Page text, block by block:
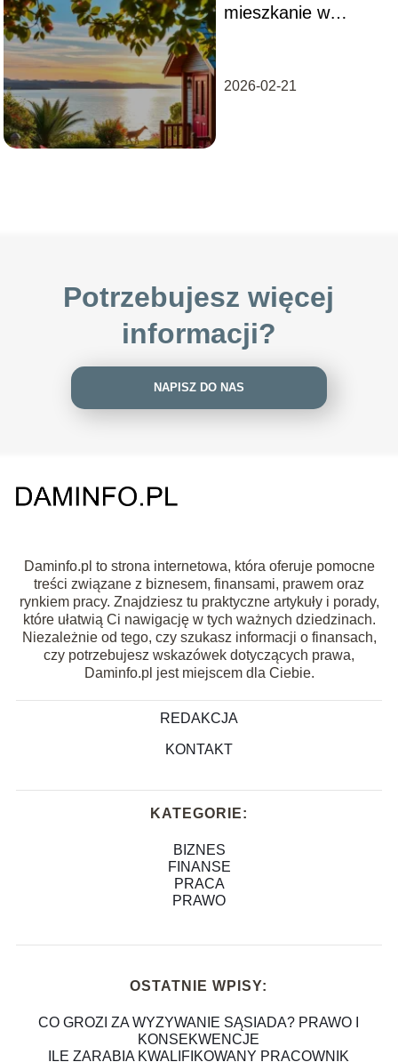
mieszkanie w
Sprawdź
2026-02-21
Potrzebujesz więcej
informacji?
NAPISZ DO NAS
Daminfo.pl to strona internetowa, która oferuje pomocne
treści związane z biznesem, finansami, prawem oraz
rynkiem pracy. Znajdziesz tu praktyczne artykuły i porady,
które ułatwią Ci nawigację w tych ważnych dziedzinach.
Niezależnie od tego, czy szukasz informacji o finansach,
czy potrzebujesz wskazówek dotyczących prawa,
Daminfo.pl jest miejscem dla Ciebie.
REDAKCJA
KONTAKT
KATEGORIE:
BIZNES
FINANSE
PRACA
PRAWO
OSTATNIE WPISY:
CO GROZI ZA WYZYWANIE SĄSIADA? PRAWO I
KONSEKWENCJE
ILE ZARABIA KWALIFIKOWANY PRACOWNIK